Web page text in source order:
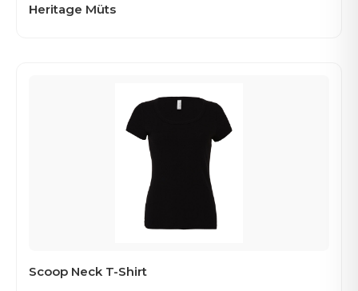
Heritage Müts
Scoop Neck T-Shirt